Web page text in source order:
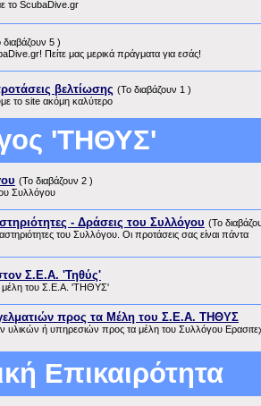
το ScubaDive.gr
διαβάζουν 5 )
Πείτε μας μερικά πράγματα για εσάς!
βελτίωσης (Το διαβάζουν 1 )
το site ακόμη καλύτερο
'ΤΗΘΥΣ'
(Το διαβάζουν 2 )
Συλλόγου
- Δράσεις του Συλλόγου (Το
του Συλλόγου. Οι προτάσεις σας είναι πάντα
Σ.Ε.Α. 'Τηθύς'
μέλη του Σ.Ε.Α. 'ΤΗΘΥΣ'
προς τα Μέλη του Σ.Ε.Α. ΤΗΘΥΣ
υλικών ή υπηρεσιών προς τα μέλη του Συλλόγου
Επικαιρότητα